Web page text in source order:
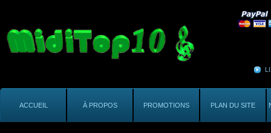
ACCUEIL À PROPOS PROMOTIONS PLAN DU SITE